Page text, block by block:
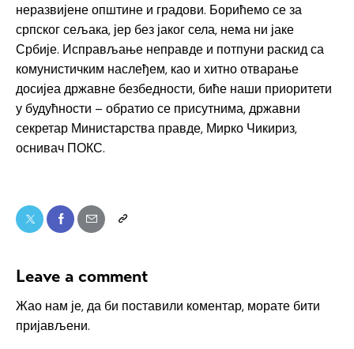
неразвијене општине и градови. Борићемо се за
српског сељака, јер без јаког села, нема ни јаке
Србије. Исправљање неправде и потпуни раскид са
комунистичким наслеђем, као и хитно отварање
досијеа државне безбедности, биће наши приоритети
у будућности – обратио се присутнима, државни
секретар Министарства правде, Мирко Чикириз,
оснивач ПОКС.
Leave a comment
Жао нам је, да би поставили коментар, морате бити
пријављени.